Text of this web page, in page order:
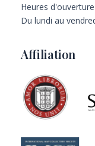
Heures d'ouverture:
Du lundi au
Affiliation